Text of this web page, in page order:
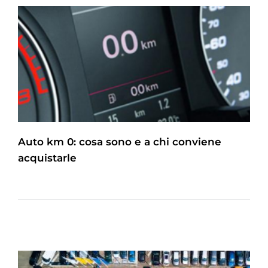
Auto km 0: cosa sono e a chi conviene
acquistarle